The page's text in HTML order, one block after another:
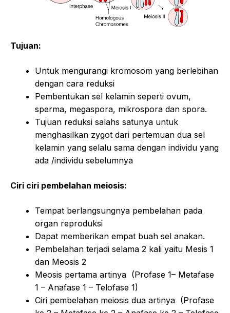
Tujuan:
Untuk mengurangi kromosom yang berlebihan
dengan cara reduksi
Pembentukan sel kelamin seperti ovum,
sperma, megaspora, mikrospora dan spora.
Tujuan reduksi salahs satunya untuk
menghasilkan zygot dari pertemuan dua sel
kelamin yang selalu sama dengan individu yang
ada /individu sebelumnya
Ciri ciri pembelahan meiosis:
Tempat berlangsungnya pembelahan pada
organ reproduksi
Dapat memberikan empat buah sel anakan.
Pembelahan terjadi selama 2 kali yaitu Mesis 1
dan Meosis 2
Meosis pertama artinya (Profase 1– Metafase
1 – Anafase 1 – Telofase 1)
Ciri pembelahan meiosis dua artinya (Profase